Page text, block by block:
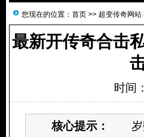
您现在的位置： 首页 >> 超变传奇网站
最新开传奇合击
时间
核心提示：
岁数